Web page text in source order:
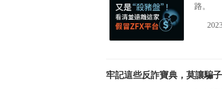
路。
牢記這些反詐寶典，莫讓騙